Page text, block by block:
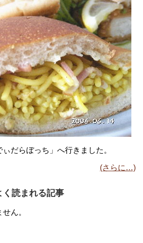
だらぼっち」へ行きました。
(さらに…)
く読まれる記事
ん。